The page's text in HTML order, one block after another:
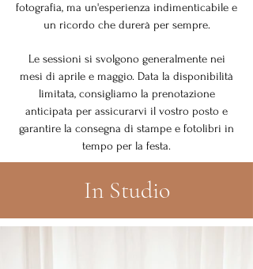
fotografia, ma un'esperienza indimenticabile e
un ricordo che durerà per sempre.
Le sessioni si svolgono generalmente nei
mesi di aprile e maggio. Data la disponibilità
limitata, consigliamo la prenotazione
anticipata per assicurarvi il vostro posto e
garantire la consegna di stampe e fotolibri in
tempo per la festa.
In Studio